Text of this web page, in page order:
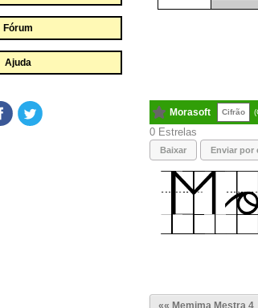
Fórum
Ajuda
Morasoft Cifrão
0
Baixar Enviar por
«« Memima Mestra 4